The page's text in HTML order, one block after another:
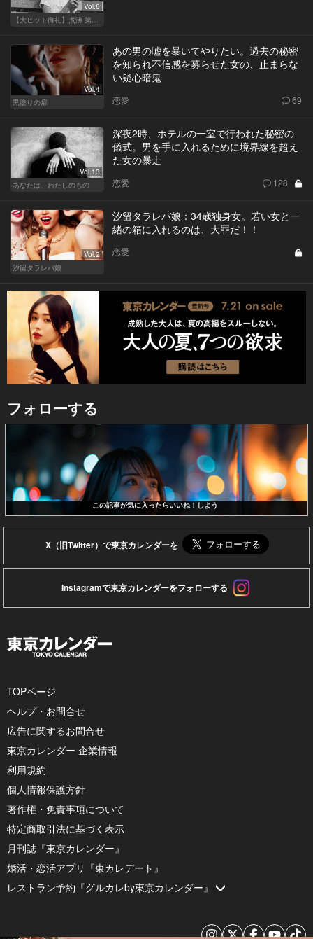
Vol.6
【大ヒット御礼】煮沸 第二章
Vol.4
黒塗りの扉
あの男の嘘を暴いてやりたい。過去の秘密
を知られ不信感を募らせた女の、止まらな
い疑心暗鬼
恋愛 69
Vol.13
あなたは、わたしのもの
深夜2時、ホテルの一室で行われた秘密の
儀式。男を手に入れるために境界線を超え
た女の暴走
恋愛 128
Vol.2
汐留タラレバ娘
汐留タラレバ娘：34歳独身女。若い女と一
緒の箱に入れるのは、大罪だ！！
恋愛
フォローする
この記事が気に入ったらいいね！しよう
X（旧Twitter）で東京カレンダーを
Instagramで東京カレンダーをフォローする
TOPページ
ヘルプ・お問合せ
広告に関するお問合せ
東京カレンダー 企業情報
利用規約
個人情報保護方針
著作権・免責事項について
特定商取引法に基づく表示
月刊誌『東京カレンダー』
婚活・恋活アプリ『東カレデート』
レストラン予約『グルカレby東京カレンダー』